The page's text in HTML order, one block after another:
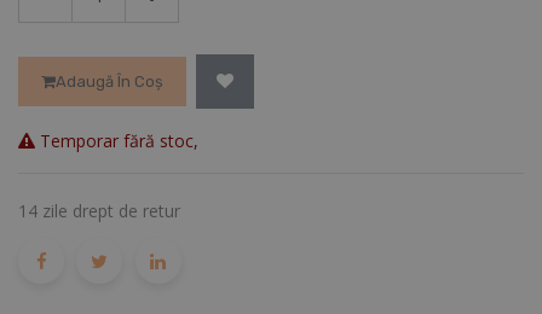
Adaugă În Coș
Temporar fără stoc,
14 zile drept de retur